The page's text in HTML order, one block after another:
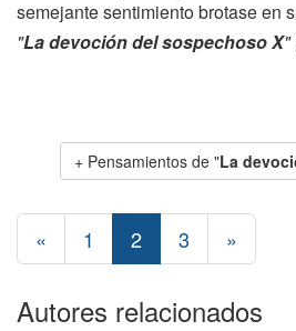
semejante sentimiento brotase en
"La devoción del sospechoso X"
+ Pensamientos de "La
« 1 2 3 »
Autores relacionados